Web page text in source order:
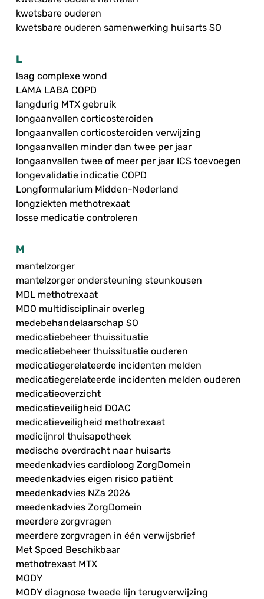
kwetsbare ouderen
kwetsbare ouderen samenwerking huisarts SO
L
laag complexe wond
LAMA LABA COPD
langdurig MTX gebruik
longaanvallen corticosteroiden
longaanvallen corticosteroiden verwijzing
longaanvallen minder dan twee per jaar
longaanvallen twee of meer per jaar ICS toevoegen
longevalidatie indicatie COPD
Longformularium Midden-Nederland
longziekten methotrexaat
losse medicatie controleren
M
mantelzorger
mantelzorger ondersteuning steunkousen
MDL methotrexaat
MDO multidisciplinair overleg
medebehandelaarschap SO
medicatiebeheer thuissituatie
medicatiebeheer thuissituatie ouderen
medicatiegerelateerde incidenten melden
medicatiegerelateerde incidenten melden ouderen
medicatieoverzicht
medicatieveiligheid DOAC
medicatieveiligheid methotrexaat
medicijnrol thuisapotheek
medische overdracht naar huisarts
meedenkadvies cardioloog ZorgDomein
meedenkadvies eigen risico patiënt
meedenkadvies NZa 2026
meedenkadvies ZorgDomein
meerdere zorgvragen
meerdere zorgvragen in één verwijsbrief
Met Spoed Beschikbaar
methotrexaat MTX
MODY
MODY diagnose tweede lijn terugverwijzing